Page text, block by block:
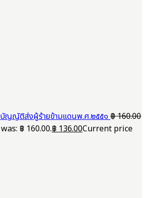
บัญญัติส่งผู้ร้ายข้ามแดนพ.ศ.๒๕๕๑฿160.00
฿ 160.00.฿136.00Current price